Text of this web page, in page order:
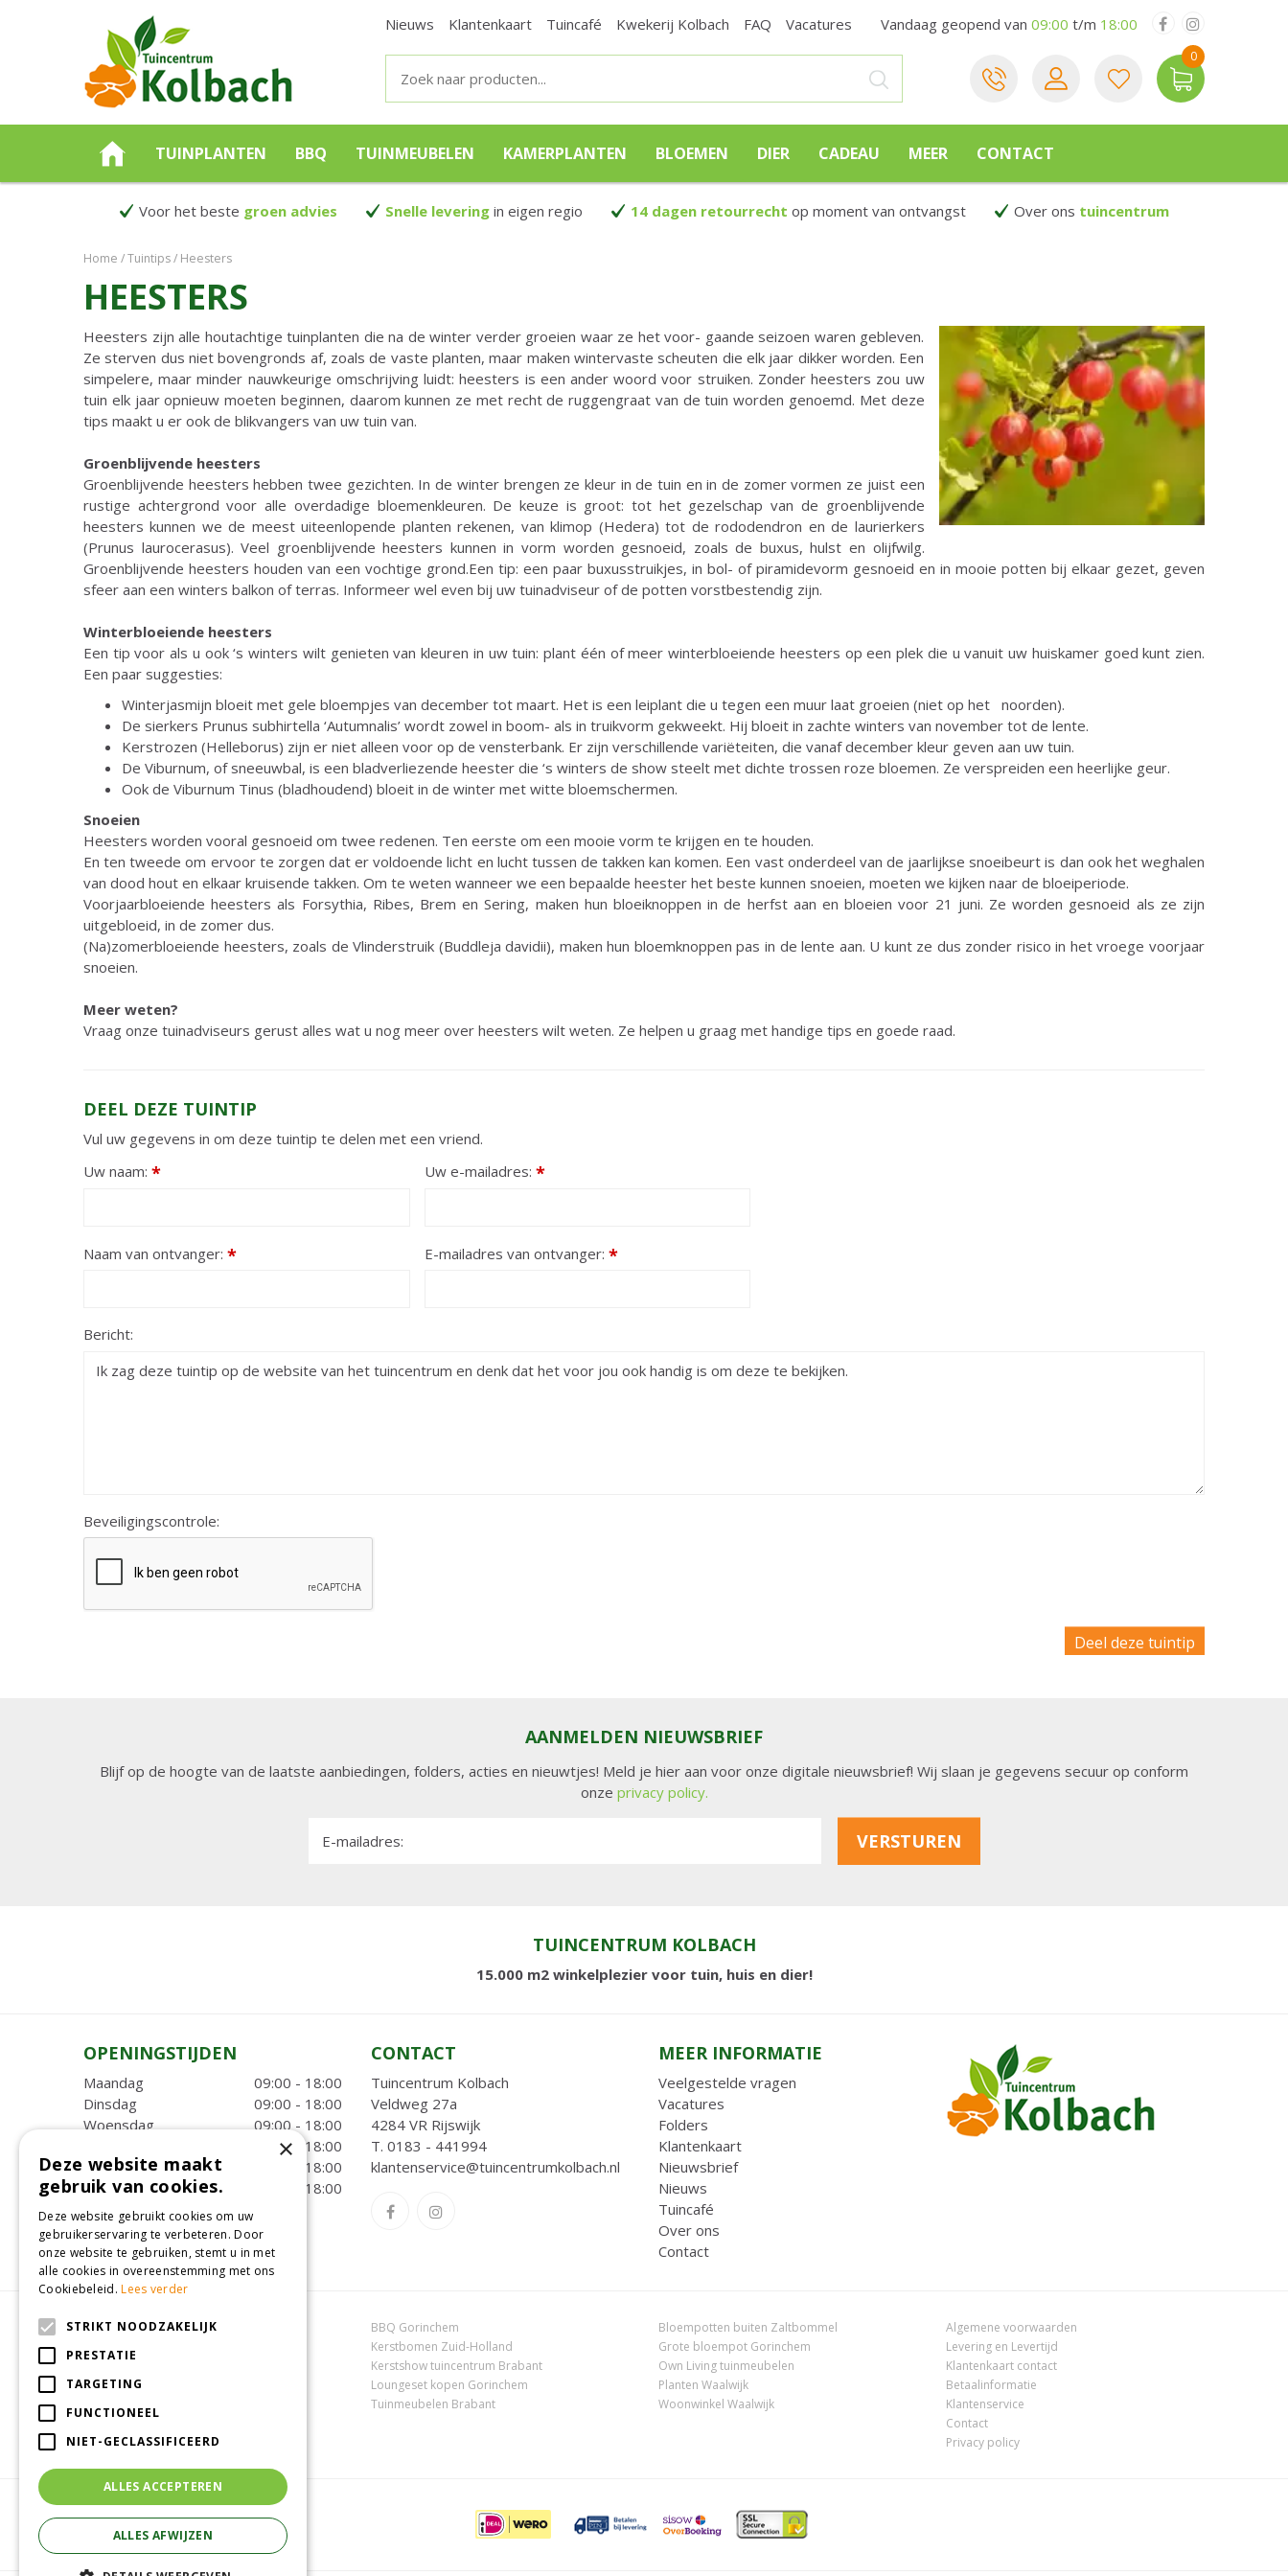
Home Tuintips Heesters
Nieuws Klantenkaart Tuincafé Kwekerij Kolbach FAQ Vacatures Vandaag geopend van 09:00 t/m 18:00
TUINPLANTEN BBQ TUINMEUBELEN KAMERPLANTEN BLOEMEN DIER CADEAU MEER CONTACT
Voor het beste groen advies Snelle leveringin eigen regio 14 dagen retourrecht op moment van ontvangst Over ons tuincentrum
HEESTERS
Heesters zijn alle houtachtige tuinplanten die na de winter verder groeien waar ze het voor- gaande seizoen waren gebleven.
Ze sterven dus niet bovengronds af, zoals de vaste planten, maar maken wintervaste scheuten die elk jaar dikker worden. Een
simpelere, maar minder nauwkeurige omschrijving luidt: heesters is een ander woord voor struiken. Zonder heesters zou uw
tuin elk jaar opnieuw moeten beginnen, daarom kunnen ze met recht de ruggengraat van de tuin worden genoemd. Met deze
tips maakt u er ook de blikvangers van uw tuin van.
Groenblijvende heesters
Groenblijvende heesters hebben twee gezichten. In de winter brengen ze kleur in de tuin en in de zomer vormen ze juist een
rustige achtergrond voor alle overdadige bloemenkleuren. De keuze is groot: tot het gezelschap van de groenblijvende
heesters kunnen we de meest uiteenlopende planten rekenen, van klimop (Hedera) tot de rododendron en de laurierkers
(Prunus laurocerasus). Veel groenblijvende heesters kunnen in vorm worden gesnoeid, zoals de buxus, hulst en olijfwilg.
Groenblijvende heesters houden van een vochtige grond.Een tip: een paar buxusstruikjes, in bol- of piramidevorm gesnoeid en in mooie potten bij elkaar gezet, geven
sfeer aan een winters balkon of terras. Informeer wel even bij uw tuinadviseur of de potten vorstbestendig zijn.
Winterbloeiende heesters
Een tip voor als u ook ‘s winters wilt genieten van kleuren in uw tuin: plant één of meer winterbloeiende heesters op een plek die u vanuit uw huiskamer goed kunt zien.
Een paar suggesties:
Winterjasmijn bloeit met gele bloempjes van december tot maart. Het is een leiplant die u tegen een muur laat groeien (niet op het noorden).
De sierkers Prunus subhirtella ‘Autumnalis’ wordt zowel in boom- als in truikvorm gekweekt. Hij bloeit in zachte winters van november tot de lente.
Kerstrozen (Helleborus) zijn er niet alleen voor op de vensterbank. Er zijn verschillende variëteiten, die vanaf december kleur geven aan uw tuin.
De Viburnum, of sneeuwbal, is een bladverliezende heester die ‘s winters de show steelt met dichte trossen roze bloemen. Ze verspreiden een heerlijke geur.
Ook de Viburnum Tinus (bladhoudend) bloeit in de winter met witte bloemschermen.
Snoeien
Heesters worden vooral gesnoeid om twee redenen. Ten eerste om een mooie vorm te krijgen en te houden.
En ten tweede om ervoor te zorgen dat er voldoende licht en lucht tussen de takken kan komen. Een vast onderdeel van de jaarlijkse snoeibeurt is dan ook het weghalen
van dood hout en elkaar kruisende takken. Om te weten wanneer we een bepaalde heester het beste kunnen snoeien, moeten we kijken naar de bloeiperiode.
Voorjaarbloeiende heesters als Forsythia, Ribes, Brem en Sering, maken hun bloeiknoppen in de herfst aan en bloeien voor 21 juni. Ze worden gesnoeid als ze zijn
uitgebloeid, in de zomer dus.
(Na)zomerbloeiende heesters, zoals de Vlinderstruik (Buddleja davidii), maken hun bloemknoppen pas in de lente aan. U kunt ze dus zonder risico in het vroege voorjaar
snoeien.
Meer weten?
Vraag onze tuinadviseurs gerust alles wat u nog meer over heesters wilt weten. Ze helpen u graag met handige tips en goede raad.
DEEL DEZE TUINTIP
Vul uw gegevens in om deze tuintip te delen met een vriend.
Uw naam: * Uw e-mailadres: *
Naam van ontvanger: * E-mailadres van ontvanger: *
Bericht:
Beveiligingscontrole:
AANMELDEN NIEUWSBRIEF
Blijf op de hoogte van de laatste aanbiedingen, folders, acties en nieuwtjes! Meld je hier aan voor onze digitale nieuwsbrief! Wij slaan je gegevens secuur op conform
onze privacy policy.
E-mailadres:
TUINCENTRUM KOLBACH
15.000 m2 winkelplezier voor tuin, huis en dier!
OPENINGSTIJDEN
Maandag
09:00 - 18:00
Dinsdag
09:00 - 18:00
Woensdag
09:00 - 18:00
09:00 - 18:00
Vrijdag
09:00 - 18:00
Zaterdag
09:00 - 18:00
Toon alle openingstijden
CONTACT
Tuincentrum Kolbach
Veldweg 27a
4284 VR Rijswijk
T. 0183 - 441994
klantenservice@tuincentrumkolbach.nl
MEER INFORMATIE
Veelgestelde vragen
Vacatures
Folders
Klantenkaart
Nieuwsbrief
Nieuws
Tuincafé
Over ons
Contact
Dierenwinkel Oosterhout
Tuincentrum Zuid-Holland
BBQ Gorinchem
Kerstbomen Zuid-Holland
Kerstshow tuincentrum Brabant
Loungeset kopen Gorinchem
Tuinmeubelen Brabant
Bloempotten buiten Zaltbommel
Grote bloempot Gorinchem
Own Living tuinmeubelen
Planten Waalwijk
Woonwinkel Waalwijk
Algemene voorwaarden
Levering en Levertijd
Klantenkaart contact
Betaalinformatie
Klantenservice
Contact
Privacy policy
×
Deze website maakt
gebruik van cookies.
Deze website gebruikt cookies om uw
gebruikerservaring te verbeteren. Door
onze website te gebruiken, stemt u in met
alle cookies in overeenstemming met ons
Cookiebeleid.Lees verder
STRIKT NOODZAKELIJK
PRESTATIE
TARGETING
FUNCTIONEEL
NIET-GECLASSIFICEERD
ALLES ACCEPTEREN
ALLES AFWIJZEN